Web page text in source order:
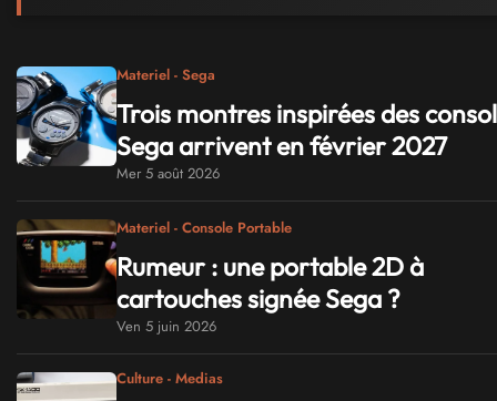
Materiel - Sega
Trois montres inspirées des
Sega arrivent en février 2027
Mer 5 août 2026
Materiel - Console Portable
Rumeur : une portable 2D à
cartouches signée Sega ?
Ven 5 juin 2026
Culture - Medias